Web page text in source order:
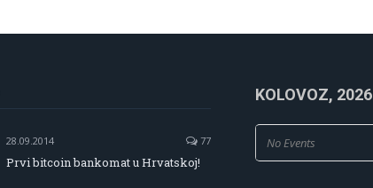
28.09.2014 77
Prvi bitcoin bankomat u Hrvatskoj!
KOLOVOZ, 2026
No Events